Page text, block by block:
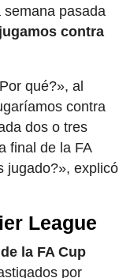
semana pasada
jugamos contra
qué?», al
contra
dos o tres
final de la FA
jugado?», explicó
League
la FA Cup
por